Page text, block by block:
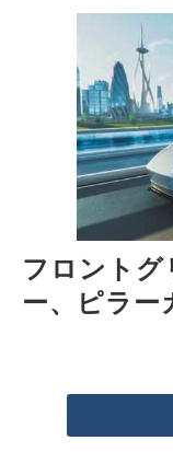
フロントグ
ー、ピラー